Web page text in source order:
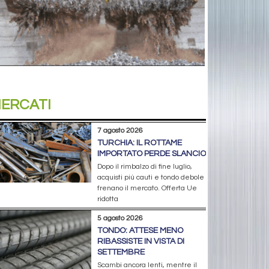
7 agosto 2026
TURCHIA: IL ROTTAME
IMPORTATO PERDE SLANCIO
Dopo il rimbalzo di fine luglio,
acquisti più cauti e tondo debole
frenano il mercato. Offerta Ue
ridotta
5 agosto 2026
TONDO: ATTESE MENO
RIBASSISTE IN VISTA DI
SETTEMBRE
Scambi ancora lenti, mentre il